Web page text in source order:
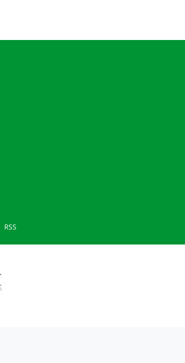
RSS